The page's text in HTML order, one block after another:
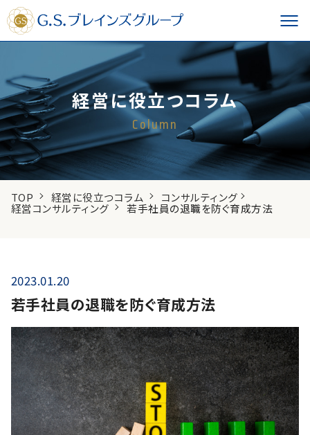
経営に役立つコラム
Column
TOP 経営に役立つコラム コンサルティング
経営コンサルティング 若手社員の退職を防ぐ育成方法
2023.01.20
若手社員の退職を防ぐ育成方法